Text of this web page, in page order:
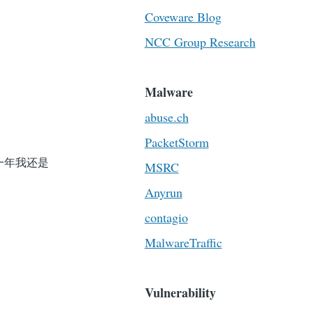
年我还是
Coveware Blog
NCC Group Research
Malware
abuse.ch
PacketStorm
MSRC
Anyrun
contagio
MalwareTraffic
Vulnerability